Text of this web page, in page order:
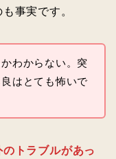
事実です。
わからない。突
はとても怖いで
トラブルがあっ